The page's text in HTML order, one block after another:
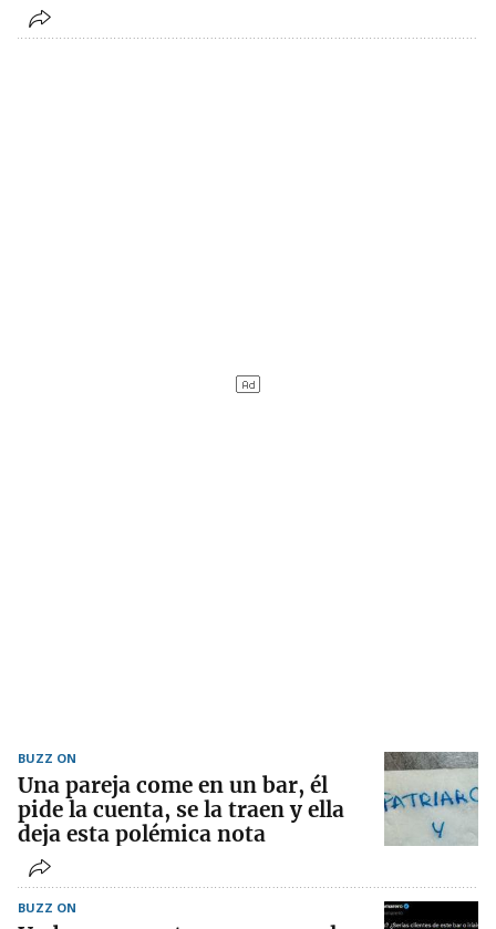
BUZZ ON
Una pareja come en un bar, él
pide la cuenta, se la traen y ella
deja esta polémica nota
BUZZ ON